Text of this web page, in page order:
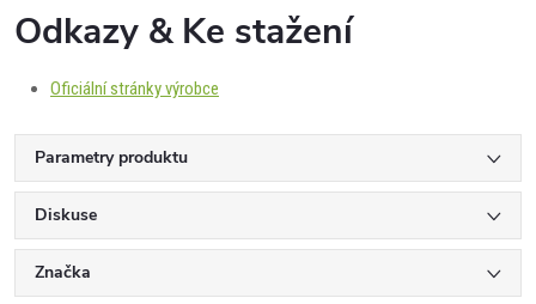
Odkazy & Ke stažení
Oficiální stránky výrobce
Parametry produktu
Diskuse
Značka